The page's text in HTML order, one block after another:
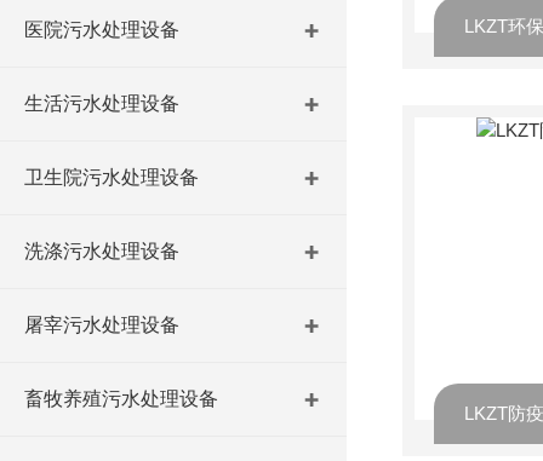
医院污水处理设备
生活污水处理设备
卫生院污水处理设备
洗涤污水处理设备
屠宰污水处理设备
畜牧养殖污水处理设备
LKZT防